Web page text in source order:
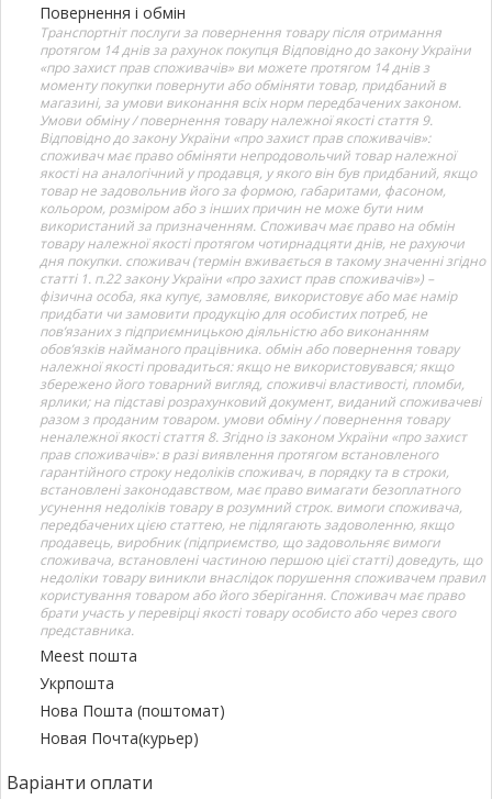
Повернення і обмін
Транспортніт послуги за повернення товару після отримання
протягом 14 днів за рахунок покупця Відповідно до закону України
«про захист прав споживачів» ви можете протягом 14 днів з
моменту покупки повернути або обміняти товар, придбаний в
магазині, за умови виконання всіх норм передбачених законом.
Умови обміну / повернення товару належної якості стаття 9.
Відповідно до закону України «про захист прав споживачів»:
споживач має право обміняти непродовольчий товар належної
якості на аналогічний у продавця, у якого він був придбаний, якщо
товар не задовольнив його за формою, габаритами, фасоном,
кольором, розміром або з інших причин не може бути ним
використаний за призначенням. Споживач має право на обмін
товару належної якості протягом чотирнадцяти днів, не рахуючи
дня покупки. споживач (термін вживається в такому значенні згідно
статті 1. п.22 закону України «про захист прав споживачів») –
фізична особа, яка купує, замовляє, використовує або має намір
придбати чи замовити продукцію для особистих потреб, не
пов’язаних з підприємницькою діяльністю або виконанням
обов’язків найманого працівника. обмін або повернення товару
належної якості провадиться: якщо не використовувався; якщо
збережено його товарний вигляд, споживчі властивості, пломби,
ярлики; на підставі розрахунковий документ, виданий споживачеві
разом з проданим товаром. умови обміну / повернення товару
неналежної якості стаття 8. Згідно із законом України «про захист
прав споживачів»: в разі виявлення протягом встановленого
гарантійного строку недоліків споживач, в порядку та в строки,
встановлені законодавством, має право вимагати безоплатного
усунення недоліків товару в розумний строк. вимоги споживача,
передбачених цією статтею, не підлягають задоволенню, якщо
продавець, виробник (підприємство, що задовольняє вимоги
споживача, встановлені частиною першою цієї статті) доведуть, що
недоліки товару виникли внаслідок порушення споживачем правил
користування товаром або його зберігання. Споживач має право
брати участь у перевірці якості товару особисто або через свого
представника.
Meest пошта
Укрпошта
Нова Пошта (поштомат)
Новая Почта(курьер)
Варіанти оплати